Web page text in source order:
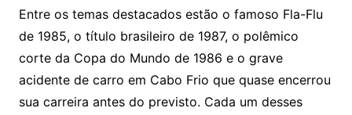
Entre os temas destacados estão o famoso Fla-Flu
de 1985, o título brasileiro de 1987, o polêmico
corte da Copa do Mundo de 1986 e o grave
acidente de carro em Cabo Frio que quase encerrou
sua carreira antes do previsto. Cada um desses